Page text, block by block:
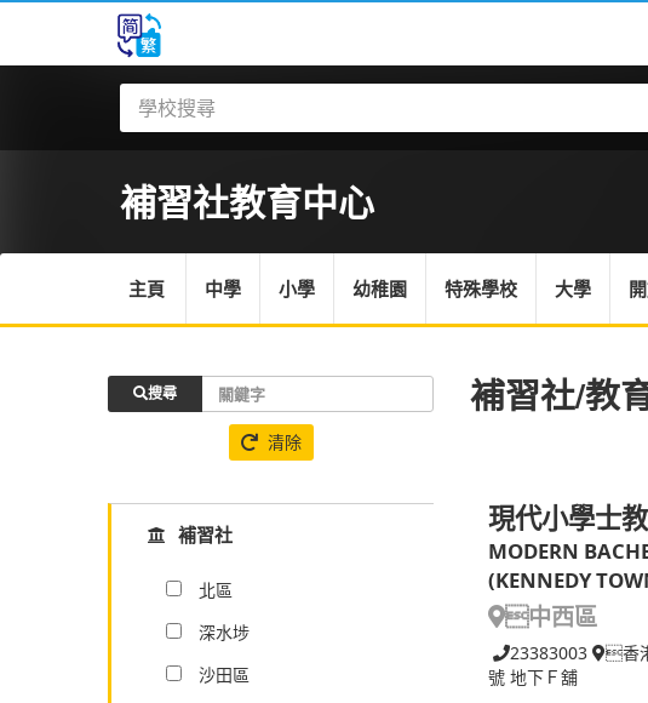
補習社教育中心
主頁 中學 小學 幼稚園 特殊學校 大學
補習社/教
現代小學士
MODERN
(KENNEDY
中西區
23383003
香
號 地下Ｆ舖
搜尋
清除
補習社
北區
深水埗
沙田區